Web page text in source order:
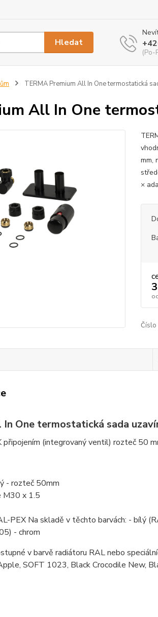
Hledat
(Po-
TERMA Premium All In One termostatická
All In One
mm,
×
Číslo
One termostatická sada
připojením (integrovaný ventil) rozteč 50
- rozteč 50mm
M30 x 1.5
PEX Na skladě v těchto barvách: - bílý
- chrom
v barvě radiátoru RAL nebo
SOFT 1023, Black Crocodile New,